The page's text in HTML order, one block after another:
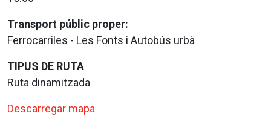
Transport públic proper:
Ferrocarriles - Les Fonts i Autobús urbà
TIPUS DE RUTA
Ruta dinamitzada
Descarregar mapa